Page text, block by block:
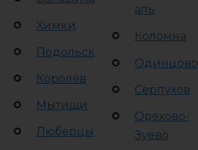
Химки
Подольск
Королёв
Мытищи
Люберцы
аль
Коломна
Одинцово
Серпухов
Орехово-
Зуево